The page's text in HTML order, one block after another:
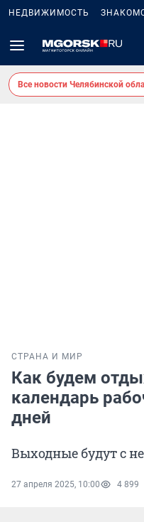
НЕДВИЖИМОСТЬ
Все новости Челябинской
СТРАНА И МИР
Как будем
календарь
дней
Выходные будут с
27 апреля 2025, 10:00 4 899